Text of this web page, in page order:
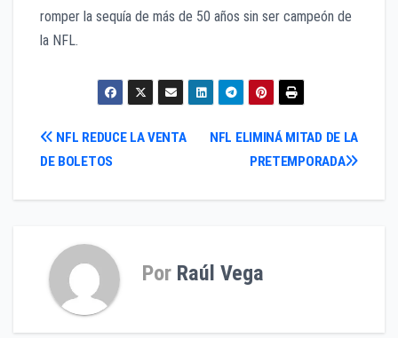
romper la sequía de más de 50 años sin ser campeón de
la NFL.
Navegación
NFL ELIMINÁ MITAD DE LA
PRETEMPORADA
NFL REDUCE LA VENTA
DE BOLETOS
Por Raúl Vega